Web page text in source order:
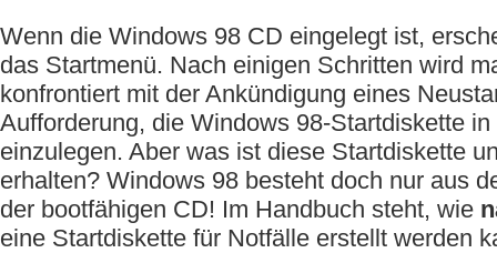
Wenn die Windows 98 CD eingelegt ist,
das Startmenü. Nach einigen Schritten wird
konfrontiert mit der Ankündigung eines
Aufforderung, die Windows 98-Startdiskette
einzulegen. Aber was ist diese Startdiskette
erhalten? Windows 98 besteht doch nur aus
der bootfähigen CD! Im Handbuch steht, wie
eine Startdiskette für Notfälle erstellt werden